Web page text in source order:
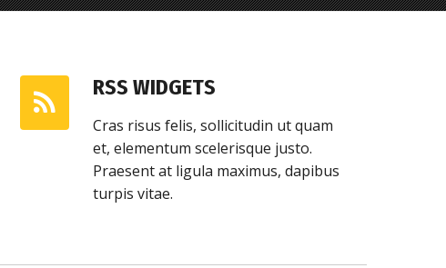
RSS WIDGETS
Cras risus felis, sollicitudin ut quam
et, elementum scelerisque justo.
Praesent at ligula maximus, dapibus
turpis vitae.